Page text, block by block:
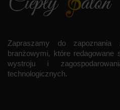
Zapraszamy do
branżowymi, które
wystroju i
technologicznych.